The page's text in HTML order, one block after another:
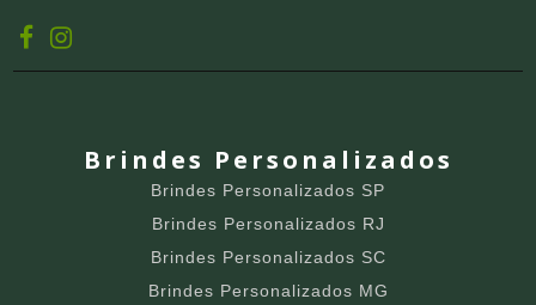
Brindes Personalizados
Brindes Personalizados SP
Brindes Personalizados RJ
Brindes Personalizados SC
Brindes Personalizados MG